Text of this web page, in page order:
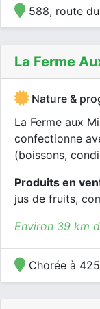
588, route
La Ferme
Nature &
La Ferme aux
confectionne
(boissons,
Produits en
jus de fruits,
Environ 39 km
Chorée à